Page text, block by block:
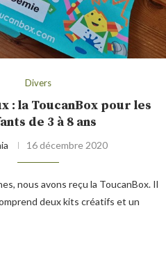
Divers
: la ToucanBox pour les
de 3 à 8 ans
16 décembre 2020
nous avons reçu la ToucanBox. Il
deux kits créatifs et un